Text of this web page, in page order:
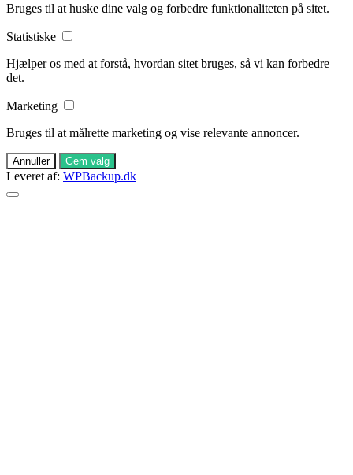
Bruges til at huske dine valg og forbedre funktionaliteten på sitet.
Statistiske
Hjælper os med at forstå, hvordan sitet bruges, så vi kan forbedre
det.
Marketing
Bruges til at målrette marketing og vise relevante annoncer.
Annuller Gem valg
Leveret af: WPBackup.dk